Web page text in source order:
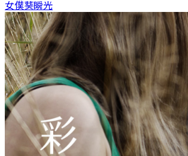
女僕葵瞬光